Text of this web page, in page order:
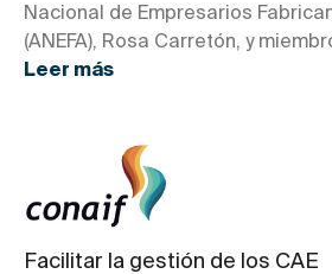
Nacional de Empresarios
(ANEFA), Rosa Carretón, y
Leer más
Facilitar la gestión de los CAE